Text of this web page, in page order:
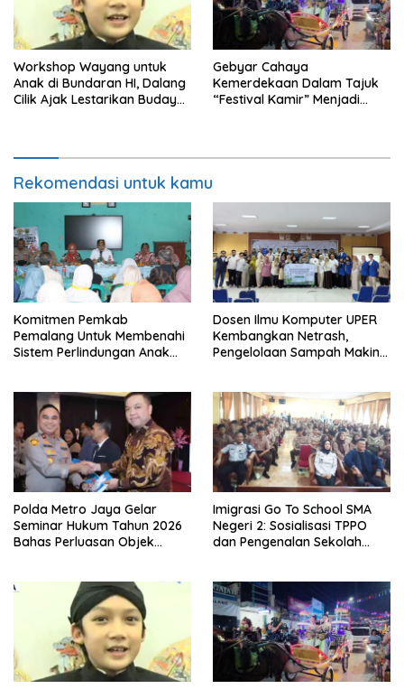
Workshop Wayang untuk
Anak di Bundaran HI, Dalang
Cilik Ajak Lestarikan Budaya
Gebyar Cahaya
Kemerdekaan Dalam Tajuk
“Festival Kamir” Menjadi
Rekomendasi untuk kamu
Komitmen Pemkab
Pemalang Untuk Membenahi
Sistem Perlindungan Anak
Dosen Ilmu Komputer UPER
Kembangkan Netrash,
Pengelolaan Sampah Makin
Polda Metro Jaya Gelar
Seminar Hukum Tahun 2026
Bahas Perluasan Objek
Imigrasi Go To School SMA
Negeri 2: Sosialisasi TPPO
dan Pengenalan Sekolah